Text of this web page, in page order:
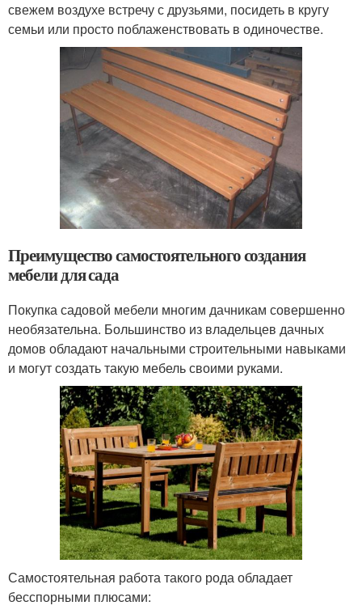
свежем воздухе встречу с друзьями, посидеть в кругу
семьи или просто поблаженствовать в одиночестве.
Преимущество самостоятельного создания
мебели для сада
Покупка садовой мебели многим дачникам совершенно
необязательна. Большинство из владельцев дачных
домов обладают начальными строительными навыками
и могут создать такую мебель своими руками.
Самостоятельная работа такого рода обладает
бесспорными плюсами: